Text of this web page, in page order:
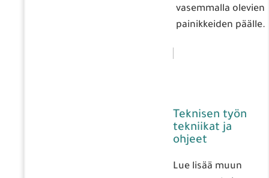
vasemmalla olevien
painikkeiden päälle.
Teknisen työn
tekniikat ja
ohjeet
Lue lisää muun